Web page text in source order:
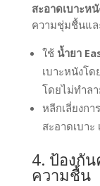
สะอาดเบาะหนั
ความชุ่มชื้นแล
ใช้ น้ำยา
เบาะหนังโ
โดยไม่ทำล
หลีกเลี่ยงก
สะอาดเบา
4. ป้องกั
ความชื้น